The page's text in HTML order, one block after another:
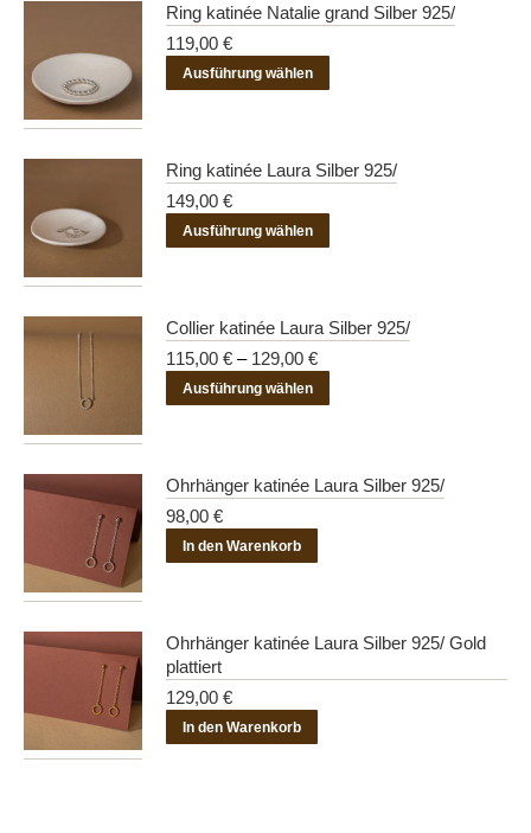
mehrere
Varianten
auf.
können
werden
Ring katinée Natalie grand Silber 925/
119,00 €
Ausführung wählen
mehrere
Varianten
auf.
Die
auf
der
Ring katinée Laura Silber 925/
149,00 €
Ausführung wählen
mehrere
Varianten
auf.
Die
auf
Collier katinée Laura Silber 925/
115,00 € – 129,00 €
Ausführung wählen
mehrere
Varianten
auf
der
Ohrhänger katinée Laura Silber 925/
98,00 €
In den Warenkorb
Ohrhänger katinée Laura Silber 925/ Gold
plattiert
129,00 €
In den Warenkorb